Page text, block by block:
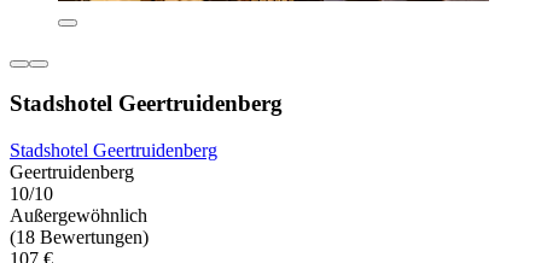
Stadshotel Geertruidenberg
Stadshotel Geertruidenberg
Geertruidenberg
10/10
Außergewöhnlich
(18 Bewertungen)